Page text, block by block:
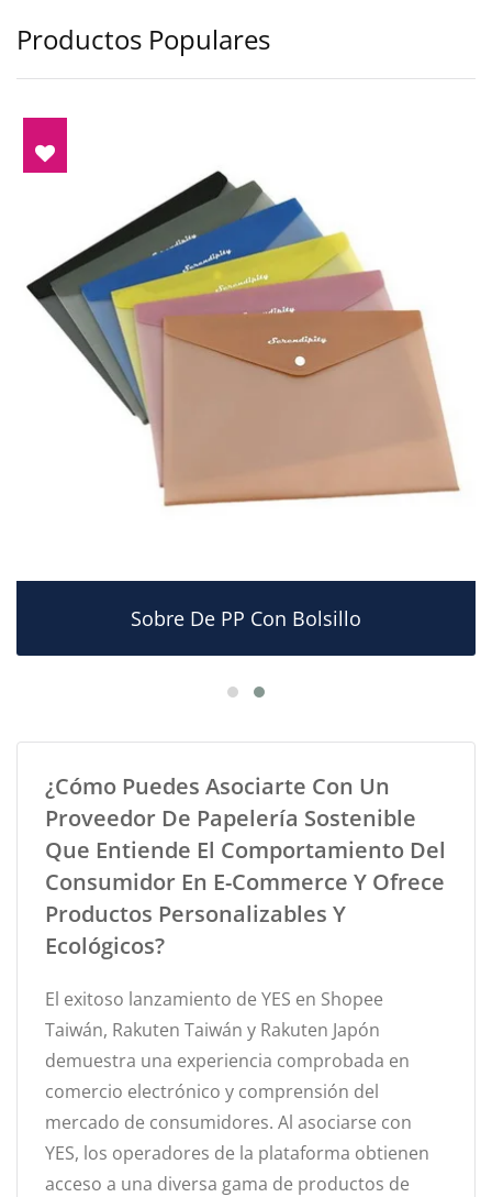
Productos Populares
Sobre De PP Con Bolsillo
¿Cómo Puedes Asociarte Con Un
Proveedor De Papelería Sostenible
Que Entiende El Comportamiento Del
Consumidor En E-Commerce Y Ofrece
Productos Personalizables Y
Ecológicos?
El exitoso lanzamiento de YES en Shopee
Taiwán, Rakuten Taiwán y Rakuten Japón
demuestra una experiencia comprobada en
comercio electrónico y comprensión del
mercado de consumidores. Al asociarse con
YES, los operadores de la plataforma obtienen
acceso a una diversa gama de productos de